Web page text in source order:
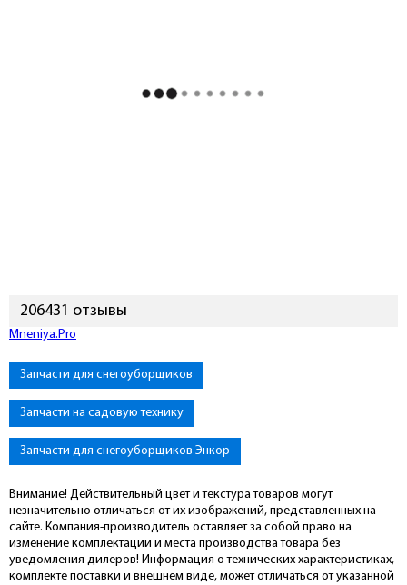
206431 отзывы
Mneniya.Pro
Запчасти для снегоуборщиков
Запчасти на садовую технику
Запчасти для снегоуборщиков Энкор
Внимание! Действительный цвет и текстура товаров могут
незначительно отличаться от их изображений, представленных на
сайте. Компания-производитель оставляет за собой право на
изменение комплектации и места производства товара без
уведомления дилеров! Информация о технических характеристиках,
комплекте поставки и внешнем виде, может отличаться от указанной